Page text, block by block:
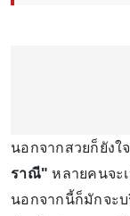
นอกจากสวยก็ยังใ
ราณี" หลายคนจะ
นอกจากนี้ก็มักจะบ